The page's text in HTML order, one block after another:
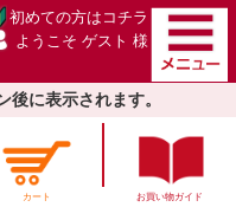
初めての方は コチラ
ようこそ ゲスト 様
に表示されます。
カート お買い物ガイド